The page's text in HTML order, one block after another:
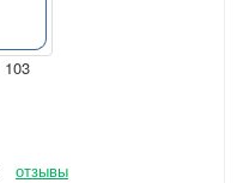
отзывы